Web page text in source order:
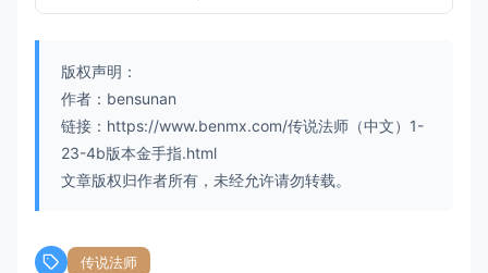
版权声明：
作者：bensunan
链接：https://www.benmx.com/传说法师（中文）1-
23-4b版本金手指.html
文章版权归作者所有，未经允许请勿转载。
传说法师